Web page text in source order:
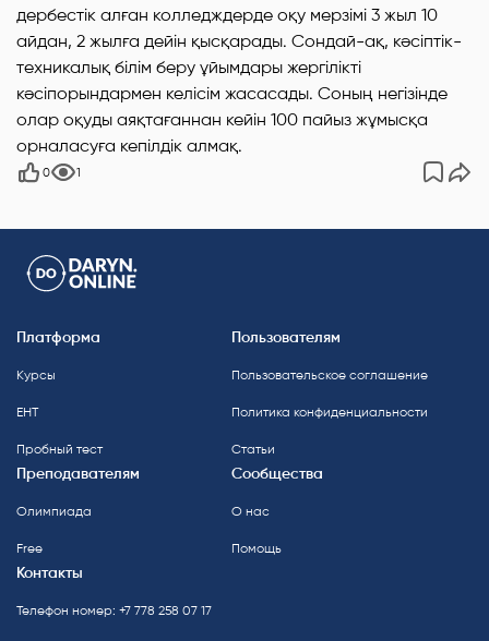
дербестік алған колледждерде оқу мерзімі 3 жыл 10
айдан, 2 жылға дейін қысқарады. Сондай-ақ, кәсіптік-
техникалық білім беру ұйымдары жергілікті
кәсіпорындармен келісім жасасады. Соның негізінде
олар оқуды аяқтағаннан кейін 100 пайыз жұмысқа
орналасуға кепілдік алмақ.
0 1
Платформа
Курсы
ЕНТ
Пробный тест
Пользователям
Пользовательское соглашение
Политика конфиденциальности
Статьи
Преподавателям
Олимпиада
Free
Сообщества
О нас
Помощь
Контакты
Телефон номер: +7 778 258 07 17